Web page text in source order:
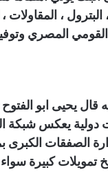
البترول ،
القومي المصري
قال يحيى ابو
يعكس شبكة
الصفقات الكبرى
كبيرة سواء